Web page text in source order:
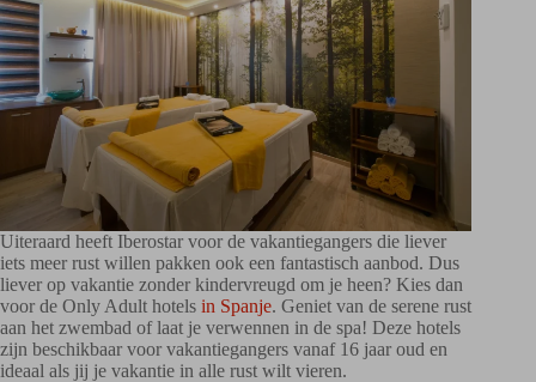
Uiteraard heeft Iberostar voor de vakantiegangers die liever
iets meer rust willen pakken ook een fantastisch aanbod. Dus
liever op vakantie zonder kindervreugd om je heen? Kies dan
voor de Only Adult hotels in Spanje. Geniet van de serene rust
aan het zwembad of laat je verwennen in de spa! Deze hotels
zijn beschikbaar voor vakantiegangers vanaf 16 jaar oud en
ideaal als jij je vakantie in alle rust wilt vieren.